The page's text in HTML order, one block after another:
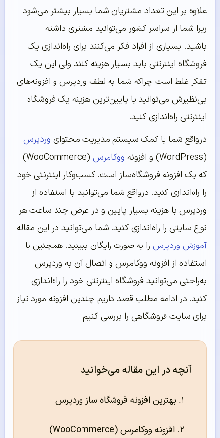
علاوه بر این تعداد مشتریان شما بسیار بیشتر می‌شود
زیرا شما از سراسر کشور می‌توانید مشتری داشته
باشید. بسیاری از افراد فکر می‌کنند برای راه‌اندازی یک
فروشگاه اینترنتی باید بسیار هزینه کنند ولی این یک
تفکر غلط است چراکه شما به لطف وردپرس و افزونه‌های
بی‌نظیرش می‌توانید با پایین‌ترین هزینه یک فروشگاه
اینترنتی راه‌اندازی کنید.
درواقع شما با کمک سیستم مدیریت محتوای وردپرس
(WordPress) و افزونه
ووکامرس
(WooCommerce)
که یک افزونه فروشگاه‌ساز است. کسب‌وکار اینترنتی خود
را راه‌اندازی کنید. درواقع شما می‌توانید با استفاده از
وردپرس با هزینه بسیار پایین و در عرض چند ساعت هر
نوع سایتی را راه‌اندازی کنید. شما می‌توانید در این مقاله
آموزش وردپرس را به صورت رایگان ببینید. همچنین با
استفاده از افزونه ووکامرس و اتصال آن به وردپرس
به‌راحتی می‌توانید فروشگاه اینترنتی خود را راه‌اندازی
کنید. در ادامه مطلب قصد داریم چندین افزونه مورد نیاز
برای سایت فروشگاهی را بررسی کنیم.
آنچه در این مقاله می‌خوانید
بهترین افزونه فروشگاه ساز وردپرس
افزونه ووکامرس (WooCommerce)